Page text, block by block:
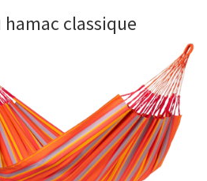
hamac classique